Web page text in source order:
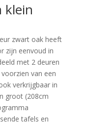
klein
zwart oak heeft
zijn eenvoud in
met 2 deuren
van een
verkrijgbaar in
groot (208cm
tafels en